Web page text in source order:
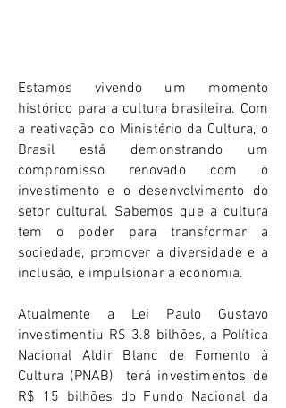
Estamos vivendo um momento
histórico para a cultura brasileira. Com
a reativação do Ministério da Cultura, o
Brasil está demonstrando um
compromisso renovado com o
investimento e o desenvolvimento do
setor cultural. Sabemos que a cultura
tem o poder para transformar a
sociedade, promover a diversidade e a
inclusão, e impulsionar a economia.
Atualmente a Lei Paulo Gustavo
investimentiu R$ 3.8 bilhões, a Política
Nacional Aldir Blanc de Fomento à
Cultura (PNAB) terá investimentos de
R$ 15 bilhões do Fundo Nacional da